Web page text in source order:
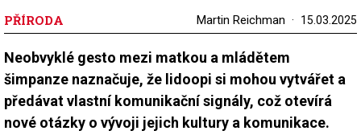
PŘÍRODA Martin Reichman 15.03.2025
Neobvyklé gesto mezi matkou a mládětem
šimpanze naznačuje, že lidoopi si mohou vytvářet a
předávat vlastní komunikační signály, což otevírá
nové otázky o vývoji jejich kultury a komunikace.